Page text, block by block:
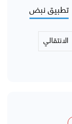
تطبيق نبض
الانتقالي